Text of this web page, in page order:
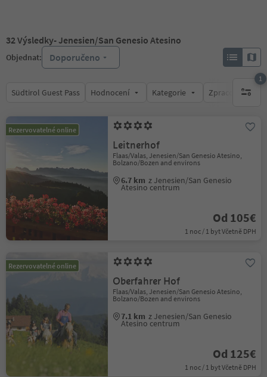
32Výsledky- Jenesien/San Genesio Atesino
Objednat: Doporučeno
Südtirol Guest Pass Hodnocení Kategorie Zpracovává
1
1
Rezervovatelné online
Leitnerhof
Flaas/Valas, Jenesien/San Genesio Atesino,
Bolzano/Bozen and environs
6.7 km z Jenesien/San Genesio
Atesino centrum
Od 105€
1 noc / 1 byt Včetně DPH
Rezervovatelné online
Oberfahrer Hof
Flaas/Valas, Jenesien/San Genesio Atesino,
Bolzano/Bozen and environs
7.1 km z Jenesien/San Genesio
Atesino centrum
Od 125€
1 noc / 1 byt Včetně DPH